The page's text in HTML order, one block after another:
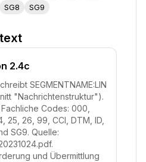
SG8 SG9
2.4c
SEGMENTNAME:LIN
"Nachrichtenstruktur").
Codes: 000,
25, 26, 99, CCI, DTM, ID,
SG9. Quelle:
und Übermittlung